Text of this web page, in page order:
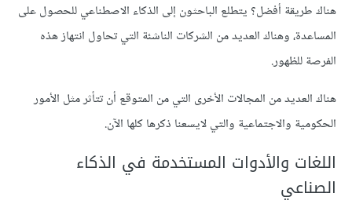
هناك طريقة أفضل؟ يتطلع الباحثون إلى الذكاء الاصطناعي للحصول على
المساعدة، وهناك العديد من الشركات الناشئة التي تحاول انتهاز هذه
الفرصة للظهور.
هناك العديد من المجالات الأخرى التي من المتوقع أن تتأثر مثل الأمور
الحكومية والاجتماعية والتي لايسعنا ذكرها كلها الآن.
اللغات والأدوات المستخدمة في الذكاء
الصناعي